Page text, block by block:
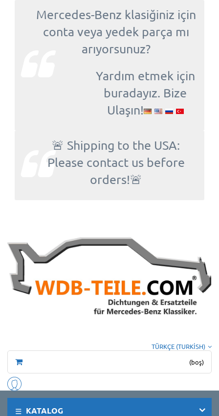
Mercedes-Benz klasiğiniz için
conta veya yedek parça mı
arıyorsunuz?
Yardım etmek için
buradayız. Bize
Ulaşın!
🚨 Shipping to the USA:
Please contact us before
orders!🚨
TÜRKÇE (TURKISH)
(boş)
KATALOG